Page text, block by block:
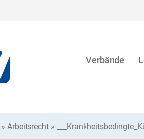
Verbände
» Arbeitsrecht »